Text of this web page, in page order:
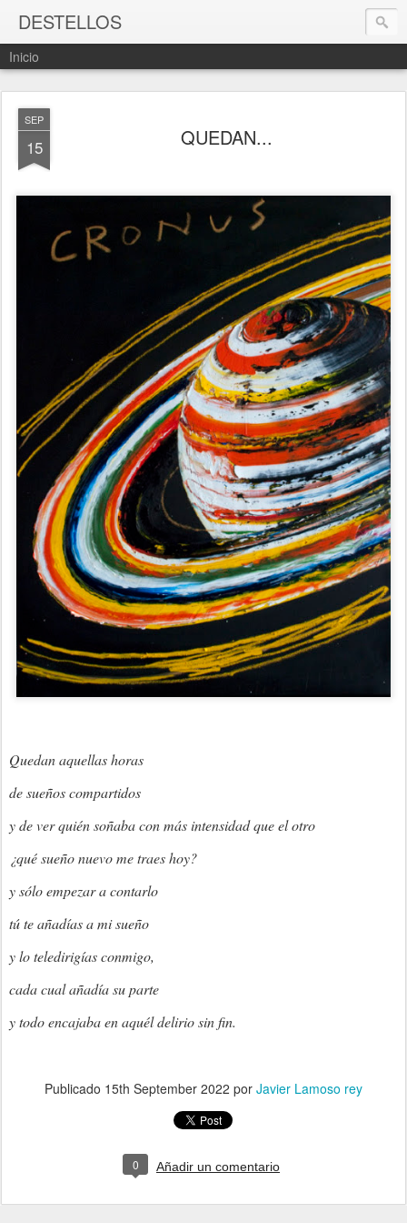
DESTELLOS
Inicio
SEP
15 QUEDAN...
Quedan aquellas horas
de sueños compartidos
y de ver quién soñaba con más intensidad que el otro
¿qué sueño nuevo me traes hoy?
y sólo empezar a contarlo
tú te añadías a mi sueño
y lo teledirigías conmigo,
cada cual añadía su parte
y todo encajaba en aquél delirio sin fin.
Publicado 15th September 2022 por Javier Lamoso rey
0 Añadir un comentario